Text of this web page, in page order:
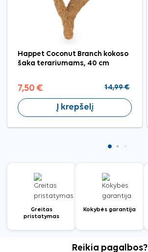
Happet Coconut Branch kokoso
šaka terariumams, 40 cm
7,50 € 14,99 €
Į krepšelį
Greitas
pristatymas
Kokybės garantija
Reikia pagalbos?